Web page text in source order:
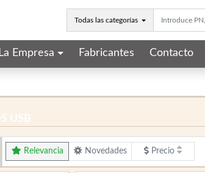
Todas las categorías
La Empresa Fabricantes Contacto
USB
Relevancia Novedades Precio